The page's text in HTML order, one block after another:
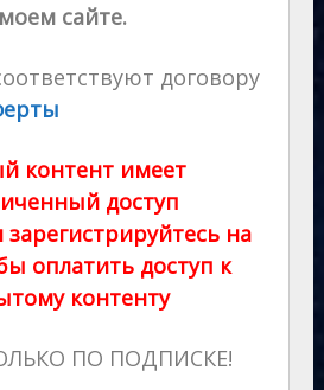
сайте.
договору
контент имеет
доступ
на
оплатить доступ к
контенту
ПО ПОДПИСКЕ!